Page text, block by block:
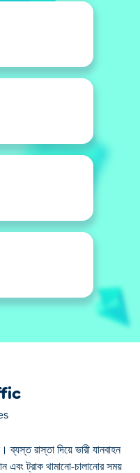
রাস্তা দিয়ে ভারী যানবাহন
এবং ট্রাক থামানো-চালানোর সময়